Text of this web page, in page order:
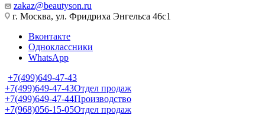
zakaz@beautyson.ru
г. Москва, ул. Фридриха Энгельса 46с1
Вконтакте
Одноклассники
WhatsApp
+7(499)649-47-43
+7(499)649-47-43Отдел продаж
+7(499)649-47-44Производство
+7(968)056-15-05Отдел продаж